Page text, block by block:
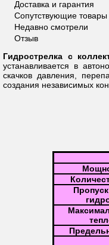
Доставка и гарантия
Сопутствующие товары
Недавно смотрели
Отзыв
Гидрострелка с
устанавливается в
скачков давления,
создания независимых